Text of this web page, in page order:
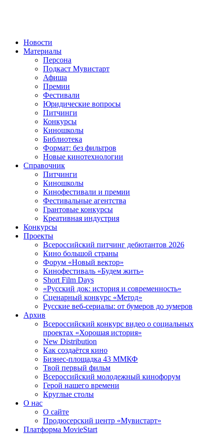
Новости
Материалы
Персона
Подкаст Мувистарт
Афиша
Премии
Фестивали
Юридические вопросы
Питчинги
Конкурсы
Киношколы
Библиотека
Формат: без фильтров
Новые кинотехнологии
Справочник
Питчинги
Киношколы
Кинофестивали и премии
Фестивальные агентства
Грантовые конкурсы
Креативная индустрия
Конкурсы
Проекты
Всероссийский питчинг дебютантов 2026
Кино большой страны
Форум «Новый вектор»
Кинофестиваль «Будем жить»
Short Film Days
«Русский док: история и современность»
Сценарный конкурс «Метод»
Русские веб-сериалы: от бумеров до зумеров
Архив
Всероссийский конкурс видео о социальных
проектах «Хорошая история»
New Distribution
Как создаётся кино
Бизнес-площадка 43 ММКФ
Твой первый фильм
Всероссийский молодежный кинофорум
Герой нашего времени
Круглые столы
О нас
О сайте
Продюсерский центр «Мувистарт»
Платформа MovieStart